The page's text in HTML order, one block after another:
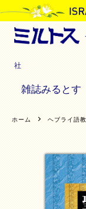
社
雑誌みるとす
ホーム ヘブライ語